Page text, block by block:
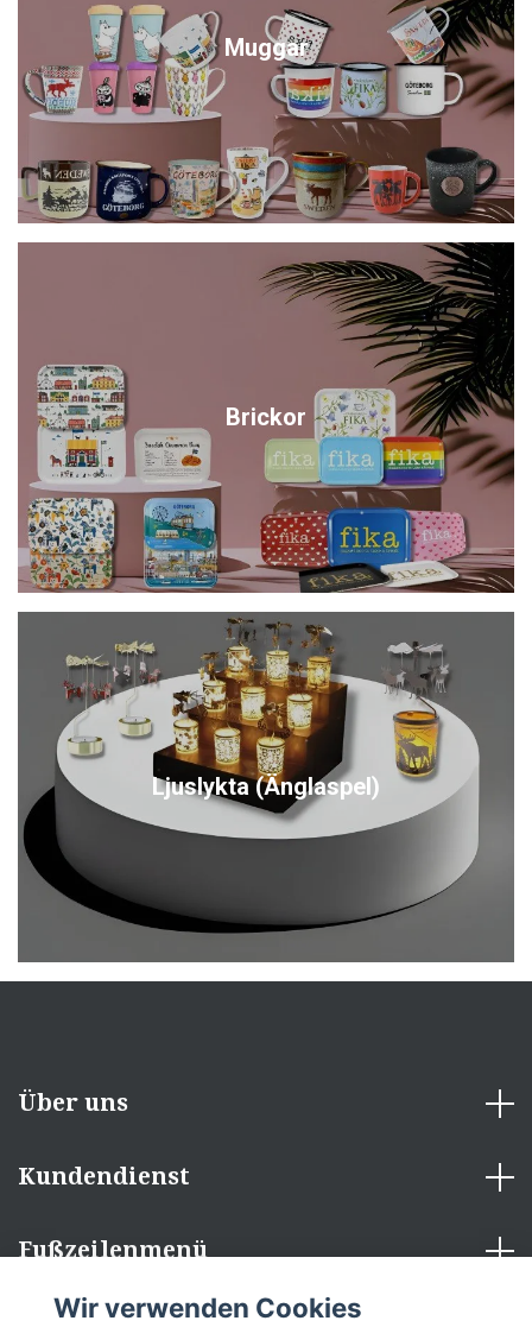
Muggar
Brickor
Ljuslykta (Änglaspel)
Über uns
Kundendienst
Fußzeilenmenü
Wir verwenden Cookies